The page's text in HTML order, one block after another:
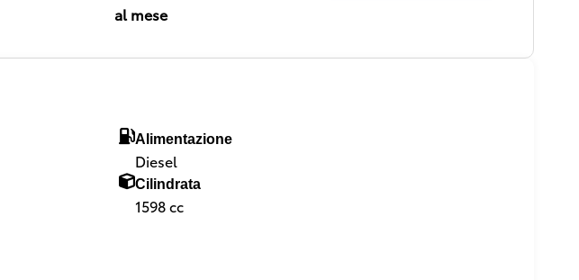
al mese
Alimentazione
Diesel
Cilindrata
1598 cc